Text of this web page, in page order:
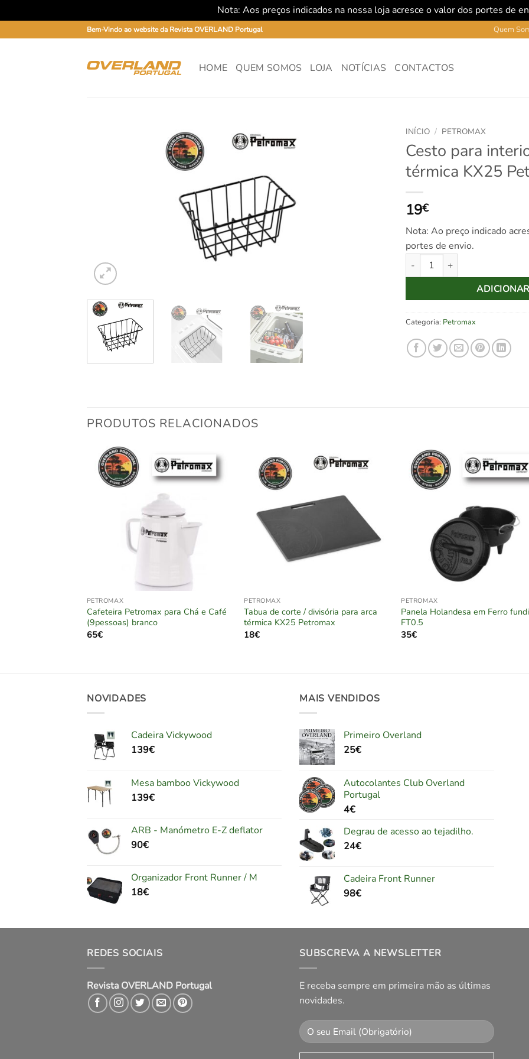
Nota: Aos preços indicados na nossa loja acresce o valor dos portes de
to
Bem-Vindo ao website da Revista OVERLAND Portugal Quem
HOME QUEM SOMOS LOJA NOTÍCIAS CONTACTOS
INÍCIO / PETROMAX
Cesto para
térmica KX25
19€
Nota: Ao preço indicado
portes de envio.
Quantidade de Cesto para
ADICIONAR
Categoria: Petromax
PRODUTOS RELACIONADOS
PETROMAX
Cafeteira Petromax para Chá e Café
(9pessoas) branco
65€
PETROMAX
Tabua de corte / divisória para arca
térmica KX25 Petromax
18€
PETROMAX
Panela Holandesa em Ferro
FT0.5
35€
NOVIDADES
Cadeira Vickywood
139€
Mesa bamboo Vickywood
139€
ARB - Manómetro E-Z deflator
90€
Organizador Front Runner / M
18€
MAIS VENDIDOS
Primeiro Overland
25€
Autocolantes Club Overland
Portugal
4€
Degrau de acesso ao tejadilho.
24€
Cadeira Front Runner
98€
REDES SOCIAIS
Revista OVERLAND Portugal
SUBSCREVA A NEWSLETTER
E receba sempre em primeira mão as últimas
novidades.